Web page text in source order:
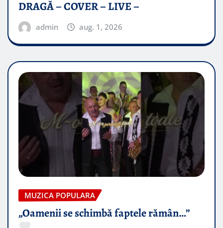
DRAGĂ – COVER – LIVE –
admin aug. 1, 2026
MUZICA POPULARA
„Oamenii se schimbă faptele rămân…”